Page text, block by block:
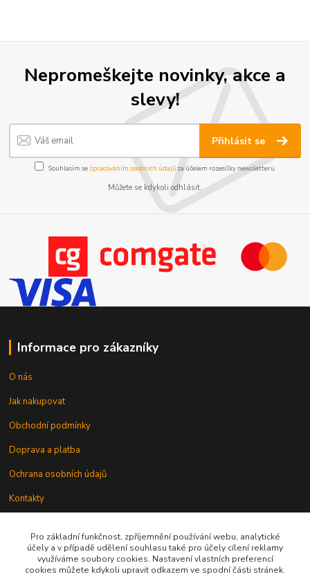
Nepromeškejte novinky, akce a
slevy!
Přihlásit se
Souhlasím se zpracováním osobních údajůza účelem rozesílky newsletteru.
Můžete se kdykoli odhlásit.
Informace pro zákazníky
O nás
Jak nakupovat
Obchodní podmínky
Doprava a platba
Ochrana osobních údajů
Kontakty
Pro základní funkčnost, zpříjemnění používání webu, analytické
účely a v případě udělení souhlasu také pro účely cílení reklamy
využíváme soubory cookies. Nastavení vlastních preferencí
cookies můžete kdykoli upravit odkazem ve spodní části stránek.